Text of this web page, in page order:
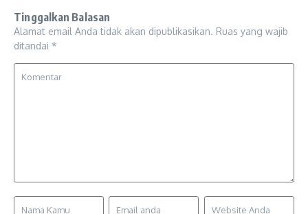
Tinggalkan Balasan
Alamat email Anda tidak akan dipublikasikan. Ruas yang wajib
ditandai *